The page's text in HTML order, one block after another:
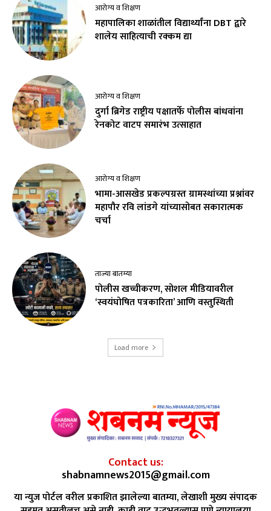
आरोग्य व शिक्षण
महापालिका शाळांतील विद्यार्थ्यांना DBT द्वारे
शालेय साहित्याची रक्कम द्या
आरोग्य व शिक्षण
दुर्गा ब्रिगेड राष्ट्रीय पक्षातर्फे पोलीस बांधवांना
रेनकोट वाटप समारंभ उत्साहात
आरोग्य व शिक्षण
भामा-आसखेड प्रकल्पग्रस्त ग्रामस्थांच्या प्रश्नांवर
महापौर रवि लांडगे यांच्यासोबत सकारात्मक
चर्चा
ताज्या बातम्या
पोलीस खच्चीकरण, सोशल मीडियावरील
‘स्वयंघोषित पत्रकारिता’ आणि वस्तुस्थिती
Load more
Contact us:
shabnamnews2015@gmail.com
या न्युज पोर्टल वरील प्रकाशित झालेल्या बातम्या, लेखाशी मुख्य संपादक